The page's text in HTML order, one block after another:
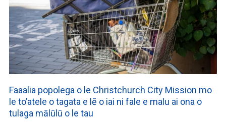
Faaalia popolega o le Christchurch City Mission mo
le to’atele o tagata e lē o iai ni fale e malu ai ona o
tulaga mālūlū o le tau